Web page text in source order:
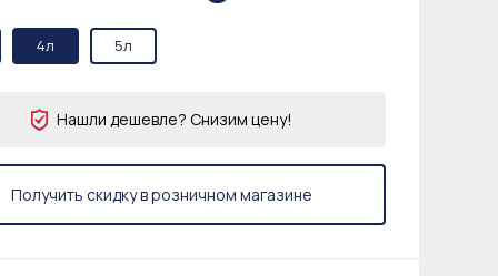
4л 5л
Нашли дешевле? Снизим цену!
Получить скидку в розничном магазине